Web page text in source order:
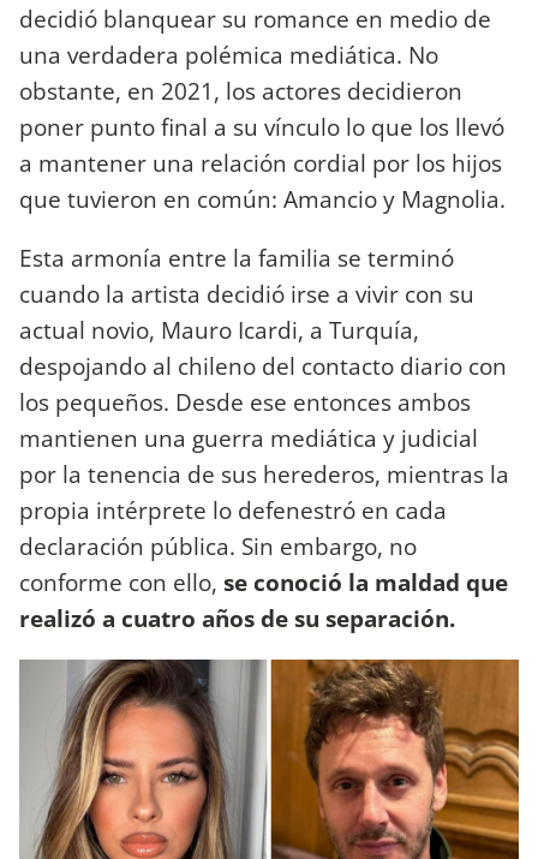
decidió blanquear su romance en medio de
una verdadera polémica mediática. No
obstante, en 2021, los actores decidieron
poner punto final a su vínculo lo que los llevó
a mantener una relación cordial por los hijos
que tuvieron en común: Amancio y Magnolia.
Esta armonía entre la familia se terminó
cuando la artista decidió irse a vivir con su
actual novio, Mauro Icardi, a Turquía,
despojando al chileno del contacto diario con
los pequeños. Desde ese entonces ambos
mantienen una guerra mediática y judicial
por la tenencia de sus herederos, mientras la
propia intérprete lo defenestró en cada
declaración pública. Sin embargo, no
conforme con ello, se conoció la maldad que
realizó a cuatro años de su separación.